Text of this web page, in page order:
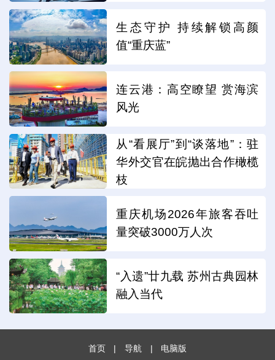
生态守护 持续解锁高颜
值“重庆蓝”
连云港：高空瞭望 赏海滨
风光
从“看展厅”到“谈落地”：驻
华外交官在皖抛出合作橄榄
枝
重庆机场2026年旅客吞吐
量突破3000万人次
“入遗”廿九载 苏州古典园林
融入当代
首页 | 导航 | 电脑版